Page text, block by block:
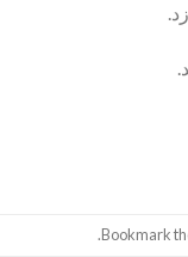
.